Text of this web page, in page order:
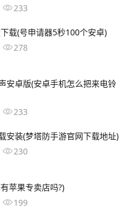
233
载(号申请器5秒100个安卓)
278
安卓版(安卓手机怎么把来电铃
233
安装(梦塔防手游官网下载地址)
230
苹果专卖店吗?)
199